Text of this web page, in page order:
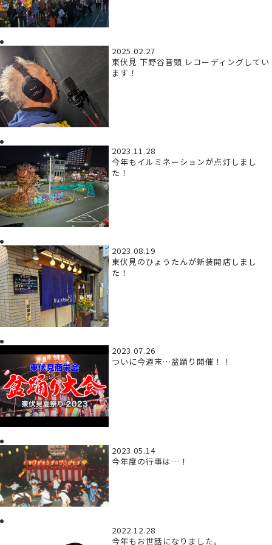
2025.02.27
東伏見 下野谷音頭 レコーディングしてい
ます！
2023.11.28
今年もイルミネーションが点灯しまし
た！
2023.08.19
東伏見のひょうたんが新装開店しまし
た！
2023.07.26
ついに今週末…盆踊り開催！！
2023.05.14
今年度の行事は…！
2022.12.28
今年もお世話になりました。